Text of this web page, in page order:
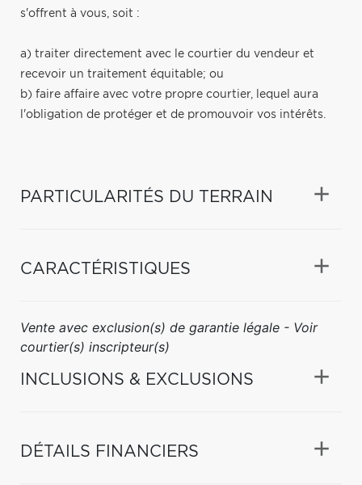
s'offrent à vous, soit :
a) traiter directement avec le courtier du vendeur et
recevoir un traitement équitable; ou
b) faire affaire avec votre propre courtier, lequel aura
l'obligation de protéger et de promouvoir vos intérêts.
PARTICULARITÉS DU TERRAIN
CARACTÉRISTIQUES
Vente avec exclusion(s) de garantie légale - Voir
courtier(s) inscripteur(s)
INCLUSIONS & EXCLUSIONS
DÉTAILS FINANCIERS